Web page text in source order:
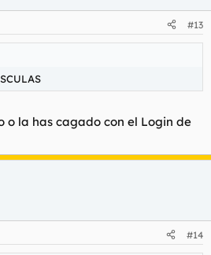
#13
o la has cagado con el Login de
#14